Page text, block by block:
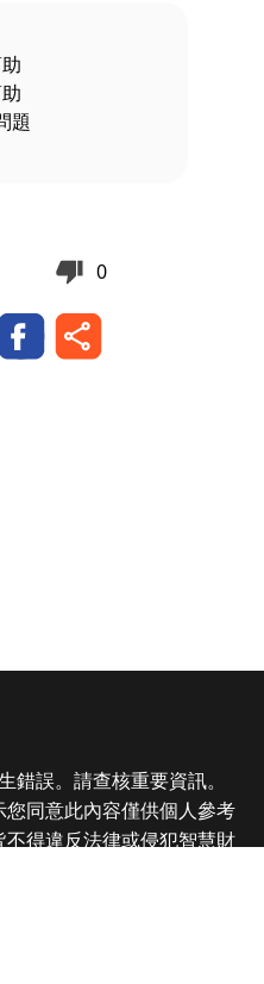
題
0
錯誤。請查核重要資訊。
同意此內容僅供個人參考
得違反法律或侵犯智慧財